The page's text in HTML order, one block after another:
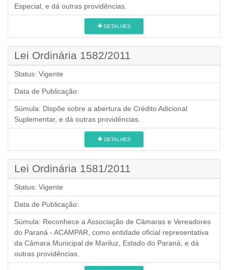
Especial, e dá outras providências.
DETALHES
Lei Ordinária 1582/2011
Status: Vigente
Data de Publicação:
Súmula: Dispõe sobre a abertura de Crédito Adicional
Suplementar, e dá outras providências.
DETALHES
Lei Ordinária 1581/2011
Status: Vigente
Data de Publicação:
Súmula: Reconhece a Associação de Câmaras e Vereadores
do Paraná - ACAMPAR, como entidade oficial representativa
da Câmara Municipal de Mariluz, Estado do Paraná, e dá
outras providências.